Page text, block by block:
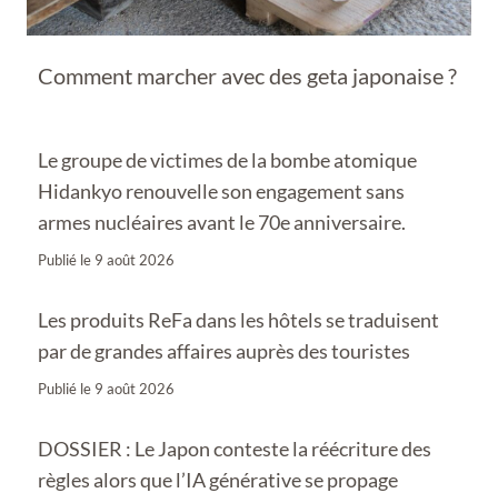
Comment marcher avec des geta japonaise ?
Le groupe de victimes de la bombe atomique
Hidankyo renouvelle son engagement sans
armes nucléaires avant le 70e anniversaire.
Publié le 9 août 2026
Les produits ReFa dans les hôtels se traduisent
par de grandes affaires auprès des touristes
Publié le 9 août 2026
DOSSIER : Le Japon conteste la réécriture des
règles alors que l’IA générative se propage